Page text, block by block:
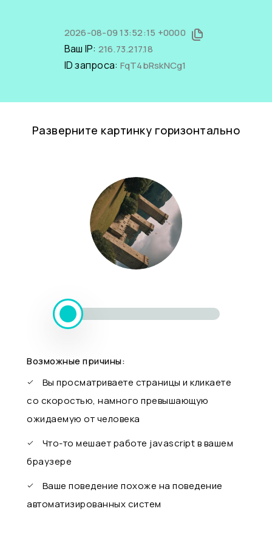
2026-08-09 13:52:15 +0000
Ваш IP: 216.73.217.18
ID запроса: FqT4bRskNCg1
Разверните картинку горизонтально
Возможные причины:
Вы просматриваете страницы и кликаете
со скоростью, намного превышающую
ожидаемую от человека
Что-то мешает работе javascript в вашем
браузере
Ваше поведение похоже на поведение
автоматизированных систем